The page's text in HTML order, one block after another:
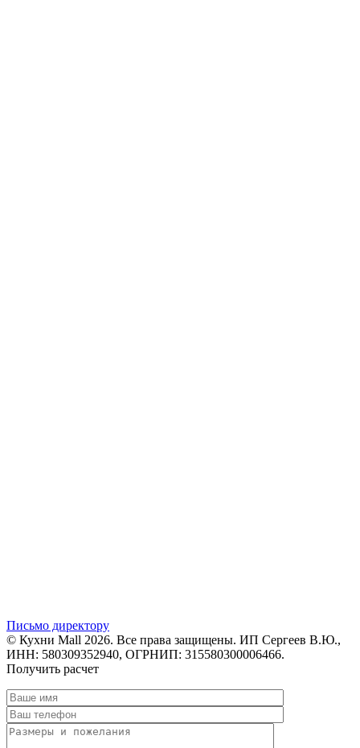
Письмо директору
© Кухни Mall 2026. Все права защищены. ИП Сергеев В.Ю.,
ИНН: 580309352940, ОГРНИП: 315580300006466.
Получить расчет